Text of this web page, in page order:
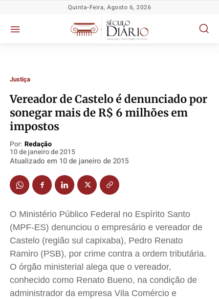
Política
Socioeconômicas
TV Século
Justiça
Segurança
Saúde
Cidades
Cultura
Colunas
Política
Socioeconômicas
TV Século
Justiça
Segurança
Saúde
Cidades
Cultura
Colunas
Política
Socioeconômicas
TV Século
Justiça
Segurança
Saúde
Cidades
Cultura
Colunas
Política
Socioeconômicas
TV Século
Justiça
Segurança
Saúde
Cidades
Cultura
Colunas
Quinta-Feira, Agosto 6, 2026
Justiça
Vereador de Castelo é denunciado por
sonegar mais de R$ 6 milhões em
impostos
Por: Redação
10 de janeiro de 2015
Atualizado em 10 de janeiro de 2015
O Ministério Público Federal no Espírito Santo
(MPF-ES) denunciou o empresário e vereador de
Castelo (região sul capixaba), Pedro Renato
Ramiro (PSB), por crime contra a ordem tributária.
O órgão ministerial alega que o vereador,
conhecido como Renato Bueno, na condição de
administrador da empresa Vila Comércio e